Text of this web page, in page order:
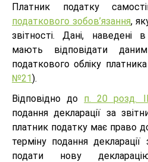
Платник податку
податкового зобов’язання,
звітності. Дані, наведені
мають відповідати
податкового обліку
№21).
Відповідно до п. 20 розд.
подання декларації за
платник податку має право
терміну подання
подати нову